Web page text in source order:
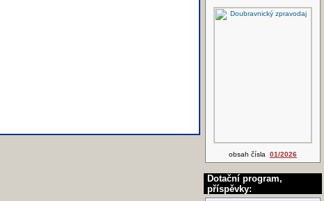
obsah čísla 01/2026
Dotační program,
příspěvky: